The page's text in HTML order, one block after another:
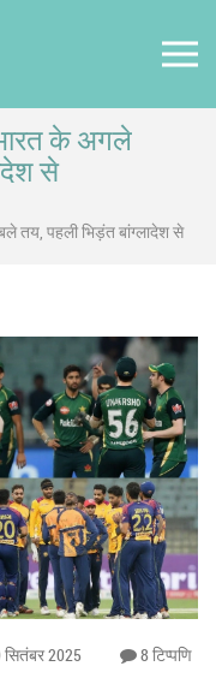
के अगले
से
तय, पहली भिड़ंत बांग्लादेश से
सितंबर 2025 8 टिप्पणि